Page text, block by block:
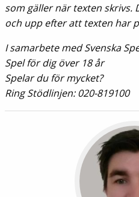
som gäller när texten skrivs.
och upp efter att texten har
I samarbete med Svenska
Spel för dig över 18 år
Spelar du för mycket?
Ring Stödlinjen: 020-819100